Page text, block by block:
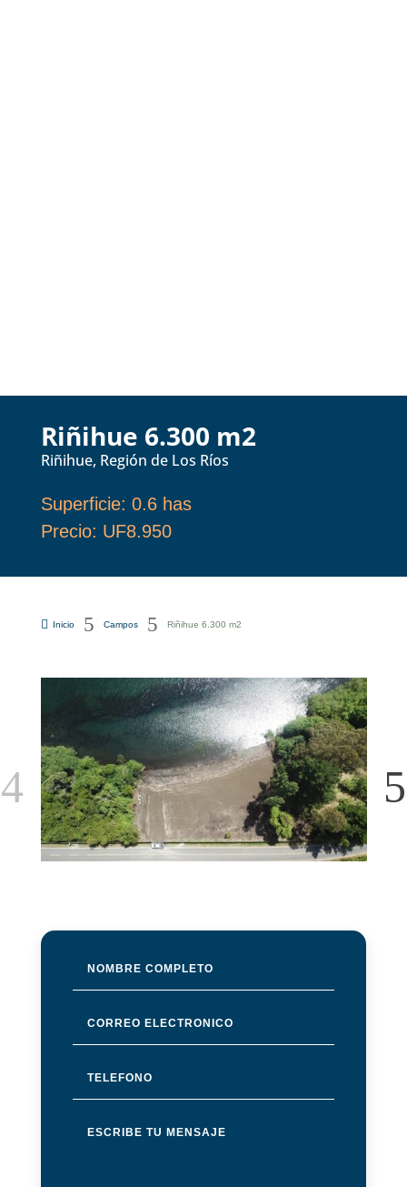
Riñihue 6.300 m2
Riñihue, Región de Los Ríos
Superficie: 0.6 has
Precio: UF8.950
 Inicio 5 Campos 5 Riñihue 6.300 m2